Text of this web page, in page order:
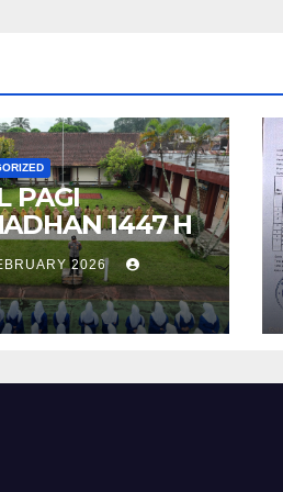
PAGI
1447 H
2026